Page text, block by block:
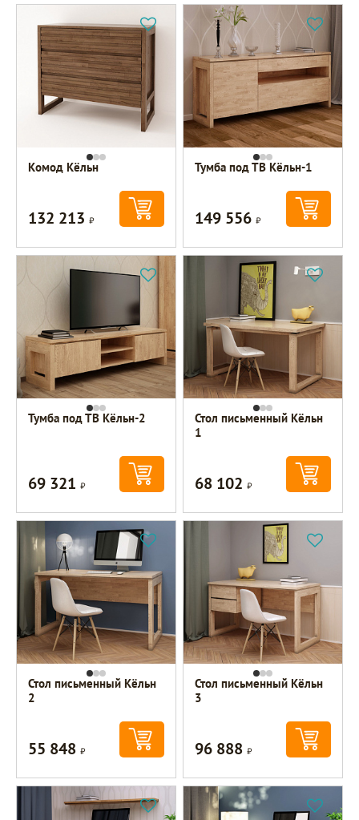
Комод Кёльн
132 213Р
Тумба под ТВ Кёльн-1
149 556Р
Тумба под ТВ Кёльн-2
69 321Р
Стол письменный Кёльн
1
68 102Р
Стол письменный Кёльн
2
55 848Р
Стол письменный Кёльн
3
96 888Р